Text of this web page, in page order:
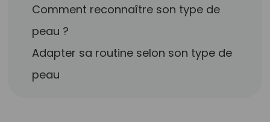
Comment reconnaître son type de
peau ?
Adapter sa routine selon son type de
peau